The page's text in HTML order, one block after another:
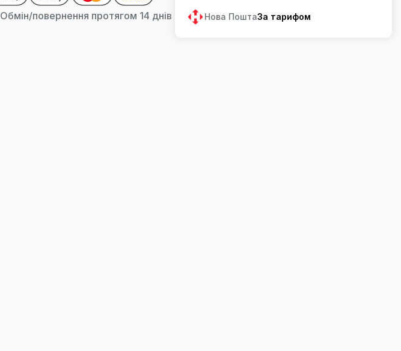
Обмін/повернення протягом 14 днів Нова ПоштаЗа тарифом